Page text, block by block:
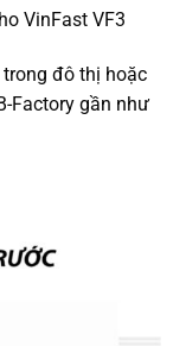
VinFast VF3
đô thị hoặc
Factory gần như